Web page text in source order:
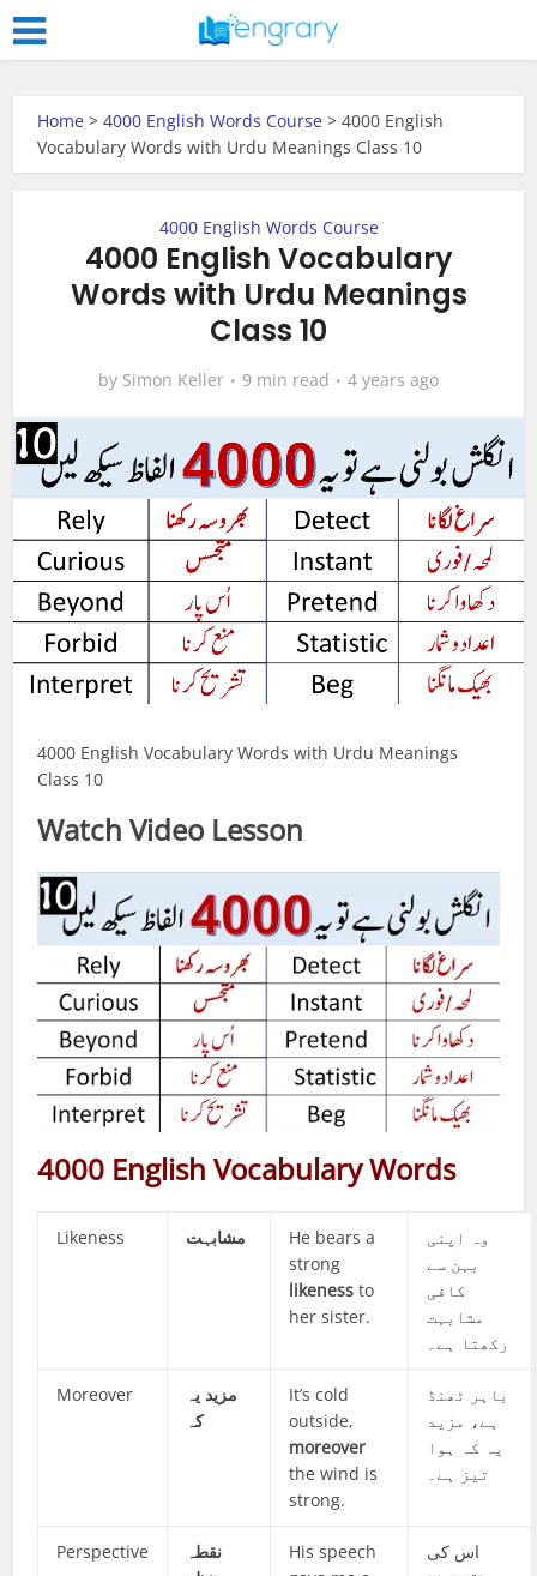
Home >4000 English Words Course >4000 English
Vocabulary Words with Urdu Meanings Class 10
4000 English Words Course
4000 English Vocabulary
Words with Urdu Meanings
Class 10
by Simon Keller 9 min read 4 years ago
4000 English Vocabulary Words with Urdu Meanings
Class 10
Watch Video Lesson
4000 English Vocabulary Words
Likeness مشابہت
He bears a
strong
likeness to
her sister.
وہ اپنی
بہن سے
کافی
مشابہت
رکھتا ہے۔
Moreover
مزید یہ
کہ
It’s cold
outside,
moreover
the wind is
strong.
باہر ٹھنڈ
ہے، مزید
یہ کہ ہوا
تیز ہے۔
Perspective
نقطہ
His speech
اس کی